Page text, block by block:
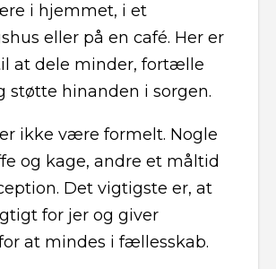
i hjemmet, i et
eller på en café. Her er
at dele minder, fortælle
støtte hinanden i sorgen.
ikke være formelt. Nogle
og kage, andre et måltid
Det vigtigste er, at
for jer og giver
at mindes i fællesskab.